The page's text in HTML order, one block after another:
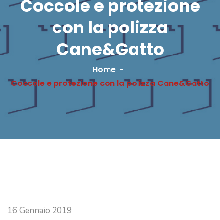
Coccole e protezione
con la polizza
Cane&Gatto
Home
Coccole e protezione con la polizza Cane&Gatto
16 Gennaio 2019